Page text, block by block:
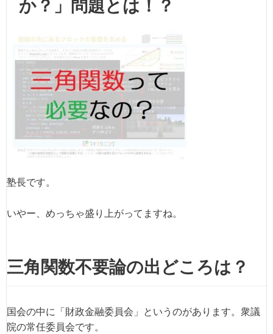
か？」問題とは！？
塾長です。
いやー、めっちゃ盛り上がってますね。
三角関数不要論の出どころは？
国会の中に「財政金融委員会」というのがあります。衆議
院の常任委員会です。